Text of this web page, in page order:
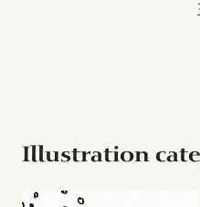
Illustration